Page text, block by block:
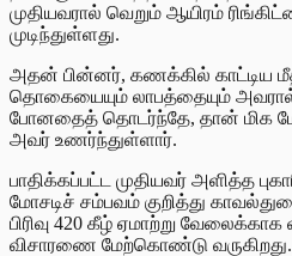
முதியவரால் வெறும் ஆயிரம்
முடிந்துள்ளது.
அதன் பின்னர், கணக்கில் காட்டிய
தொகையையும் லாபத்தையும் அவரால்
போனதைத் தொடர்ந்தே, தான் மிக
அவர் உணர்ந்துள்ளார்.
பாதிக்கப்பட்ட முதியவர் அளித்த
மோசடிச் சம்பவம் குறித்து
பிரிவு 420 கீழ் ஏமாற்று வேலைக்காக
விசாரணை மேற்கொண்டு வருகிறது.